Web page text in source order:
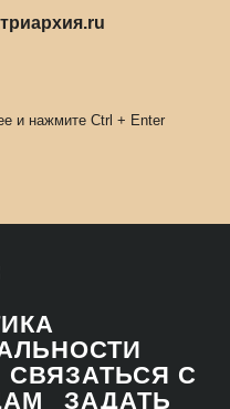
и нажмите Ctrl + Enter
СВЯЗАТЬСЯ С
ЗАДАТЬ